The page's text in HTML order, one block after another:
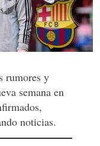
rumores y
semana en
noticias.